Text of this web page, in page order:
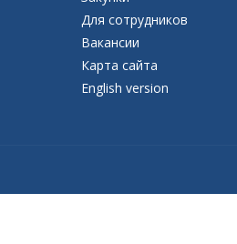
Для сотрудников
Вакансии
Карта сайта
English version